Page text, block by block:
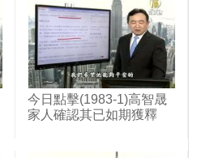
今日點擊(1983-1)高智晟
家人確認其已如期獲釋